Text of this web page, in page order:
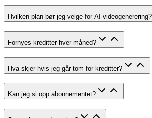
Hvilken plan bør jeg velge for AI-videogenerering?
Fornyes kreditter hver måned?
Hva skjer hvis jeg går tom for kreditter?
Kan jeg si opp abonnementet?